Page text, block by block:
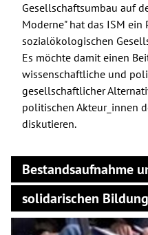
Gesellschaftsumbau auf
Moderne" hat das ISM ein
sozialökologischen
Es möchte damit einen
wissenschaftliche und
gesellschaftlicher
politischen Akteur_innen
diskutieren.
Bestandsaufnahme
solidarischen